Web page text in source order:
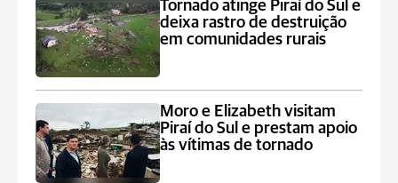
Tornado atinge Piraí do Sul e
deixa rastro de destruição
em comunidades rurais
Moro e Elizabeth visitam
Piraí do Sul e prestam apoio
às vítimas de tornado